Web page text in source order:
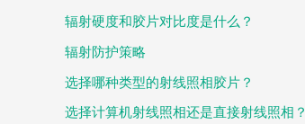
辐射硬度和胶片对比度是什么？
辐射防护策略
选择哪种类型的射线照相胶片？
选择计算机射线照相还是直接射线照相？